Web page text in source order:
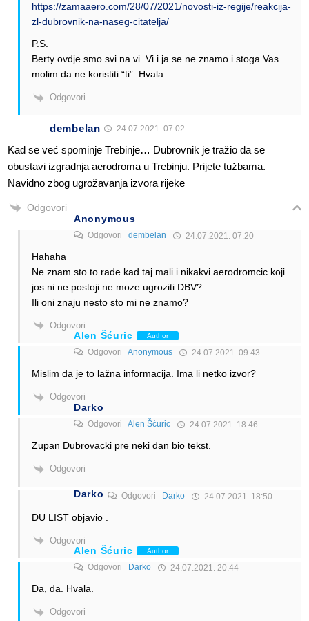
https://zamaaero.com/28/07/2021/novosti-iz-regije/reakcija-
zl-dubrovnik-na-naseg-citatelja/
P.S.
Berty ovdje smo svi na vi. Vi i ja se ne znamo i stoga Vas
molim da ne koristiti “ti”. Hvala.
Odgovori
dembelan 24.07.2021. 07:02
Kad se već spominje Trebinje… Dubrovnik je tražio da se
obustavi izgradnja aerodroma u Trebinju. Prijete tužbama.
Navidno zbog ugrožavanja izvora rijeke
Odgovori
Anonymous
Odgovori dembelan 24.07.2021. 07:20
Hahaha
Ne znam sto to rade kad taj mali i nikakvi aerodromcic koji
jos ni ne postoji ne moze ugroziti DBV?
Ili oni znaju nesto sto mi ne znamo?
Odgovori
Alen Šćuric Author
Odgovori Anonymous 24.07.2021. 09:43
Mislim da je to lažna informacija. Ima li netko izvor?
Odgovori
Darko
Odgovori Alen Šćuric 24.07.2021. 18:46
Zupan Dubrovacki pre neki dan bio tekst.
Odgovori
Darko Odgovori Darko 24.07.2021. 18:50
DU LIST objavio .
Odgovori
Alen Šćuric Author
Odgovori Darko 24.07.2021. 20:44
Da, da. Hvala.
Odgovori